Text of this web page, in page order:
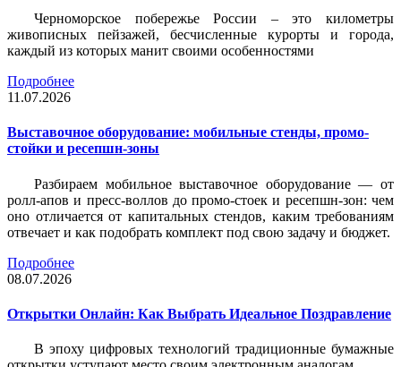
Черноморское побережье России – это километры
живописных пейзажей, бесчисленные курорты и города,
каждый из которых манит своими особенностями
Подробнее
11.07.2026
Выставочное оборудование: мобильные стенды, промо-
стойки и ресепшн-зоны
Разбираем мобильное выставочное оборудование — от
ролл-апов и пресс-воллов до промо-стоек и ресепшн-зон: чем
оно отличается от капитальных стендов, каким требованиям
отвечает и как подобрать комплект под свою задачу и бюджет.
Подробнее
08.07.2026
Открытки Онлайн: Как Выбрать Идеальное Поздравление
В эпоху цифровых технологий традиционные бумажные